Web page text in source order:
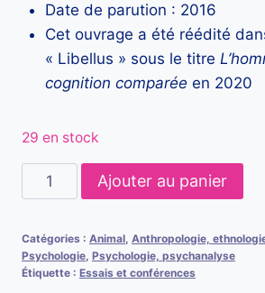
Date de parution : 2016
Cet ouvrage a été réédité
« Libellus » sous le titre
cognition comparée en 2020
29 en stock
quantité
de
comparée
:
Ajouter au panier
Catégories : Animal, Anthropologie,
Psychologie, Psychologie, psychanalyse
Étiquette : Essais et conférences